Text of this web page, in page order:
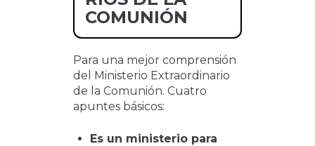
COMUNIÓN
Para una mejor comprensión
del Ministerio Extraordinario
de la Comunión. Cuatro
apuntes básicos:
Es un ministerio para